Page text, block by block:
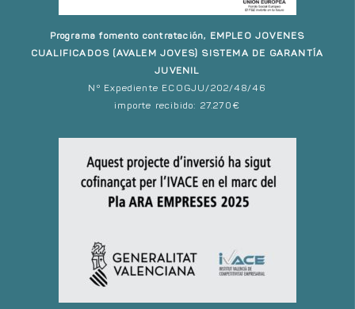
Programa fomento contratación, EMPLEO JOVENES
CUALIFICADOS (AVALEM JOVES) SISTEMA DE GARANTÍA
JUVENIL
Nº Expediente ECOGJU/202/48/46
importe recibido: 27.270€